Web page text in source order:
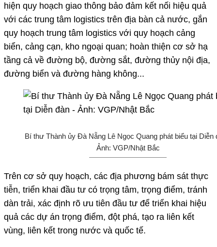
hiện quy hoạch giao thông bảo đảm kết nối hiệu quả
với các trung tâm logistics trên địa bàn cả nước, gắn
quy hoạch trung tâm logistics với quy hoạch cảng
biển, cảng cạn, kho ngoại quan; hoàn thiện cơ sở hạ
tầng cả về đường bộ, đường sắt, đường thủy nội địa,
đường biển và đường hàng không...
Bí thư Thành ủy Đà Nẵng Lê Ngọc Quang phát biểu tại Diễn
Ảnh: VGP/Nhật Bắc
Trên cơ sở quy hoạch, các địa phương bám sát thực
tiễn, triển khai đầu tư có trọng tâm, trọng điểm, tránh
dàn trải, xác định rõ ưu tiên đầu tư để triển khai hiệu
quả các dự án trọng điểm, đột phá, tạo ra liên kết
vùng, liên kết trong nước và quốc tế.